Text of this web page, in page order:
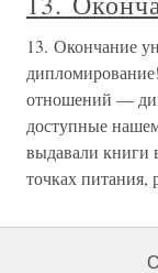
13. Окончание
отношений —
доступные
выдавали книги
точках питания,